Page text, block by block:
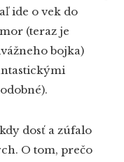
ide o vek do
(teraz je
bojka)
dosť a zúfalo
O tom, prečo